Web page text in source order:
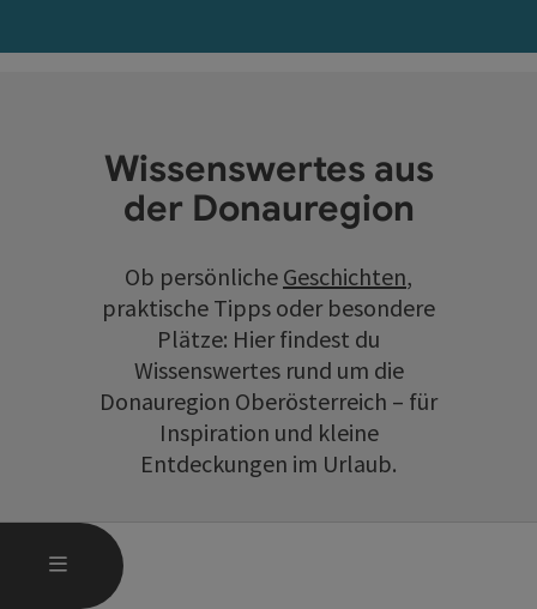
MENÜ
Wissenswertes aus
der Donauregion
Ob persönliche Geschichten,
praktische Tipps oder besondere
Plätze: Hier findest du
Wissenswertes rund um die
Donauregion Oberösterreich – für
Inspiration und kleine
Entdeckungen im Urlaub.